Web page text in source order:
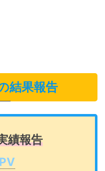
結果報告
績報告